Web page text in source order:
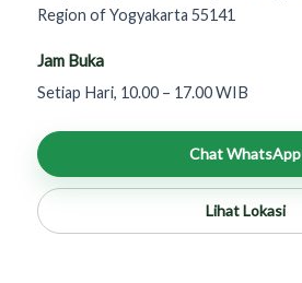
Region of Yogyakarta 55141
Jam Buka
Setiap Hari, 10.00 – 17.00 WIB
Chat WhatsApp
Lihat Lokasi